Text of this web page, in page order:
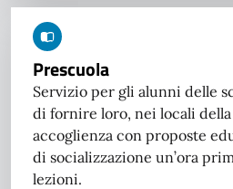
Prescuola
Servizio per gli alunni delle
di fornire loro, nei locali della
accoglienza con proposte
di socializzazione un’ora
lezioni.